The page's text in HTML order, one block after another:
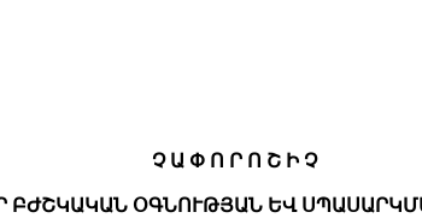
Չ Ա Փ Ո Ր Ո Շ Ի Չ
ՕԳՆՈՒԹՅԱՆ ԵՎ